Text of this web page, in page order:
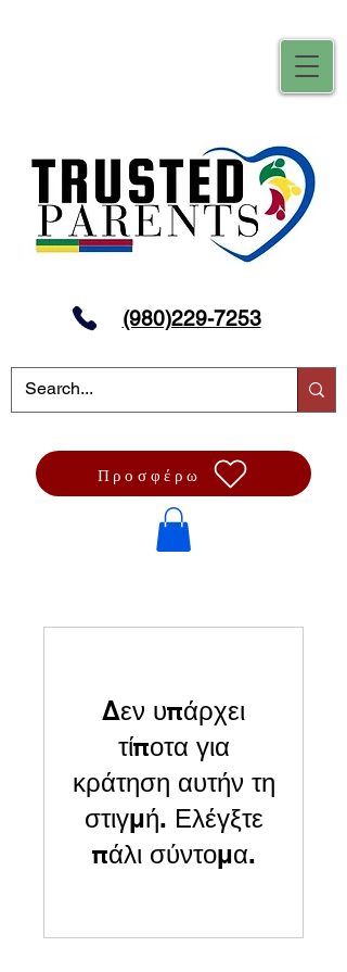
(980)229-7253
Προσφέρω
Δεν υπάρχει
τίποτα για
κράτηση αυτήν τη
στιγμή. Ελέγξτε
πάλι σύντομα.